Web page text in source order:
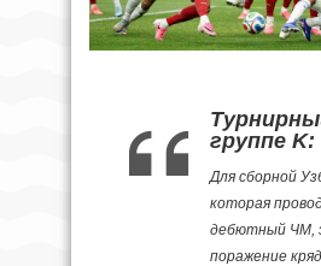
группе K:
Для сборной
которая
дебютный ЧМ,
поражение